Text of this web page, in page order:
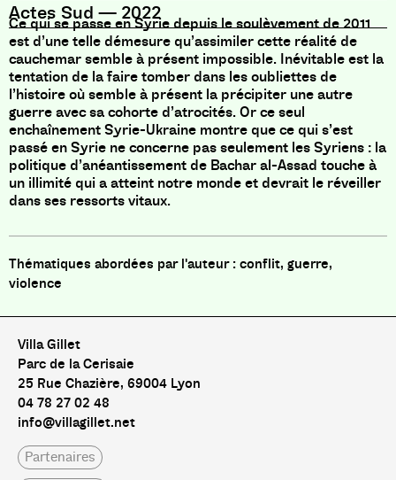
Actes Sud — 2022
Ce qui se passe en Syrie depuis le soulèvement de 2011
est d’une telle démesure qu’assimiler cette réalité de
cauchemar semble à présent impossible. Inévitable est la
tentation de la faire tomber dans les oubliettes de
l’histoire où semble à présent la précipiter une autre
guerre avec sa cohorte d’atrocités. Or ce seul
enchaînement Syrie-Ukraine montre que ce qui s’est
passé en Syrie ne concerne pas seulement les Syriens : la
politique d’anéantissement de Bachar al-Assad touche à
un illimité qui a atteint notre monde et devrait le réveiller
dans ses ressorts vitaux.
conflit, guerre,
violence
Villa Gillet
Parc de la Cerisaie
25 Rue Chazière, 69004 Lyon
04 78 27 02 48
info@villagillet.net
Partenaires